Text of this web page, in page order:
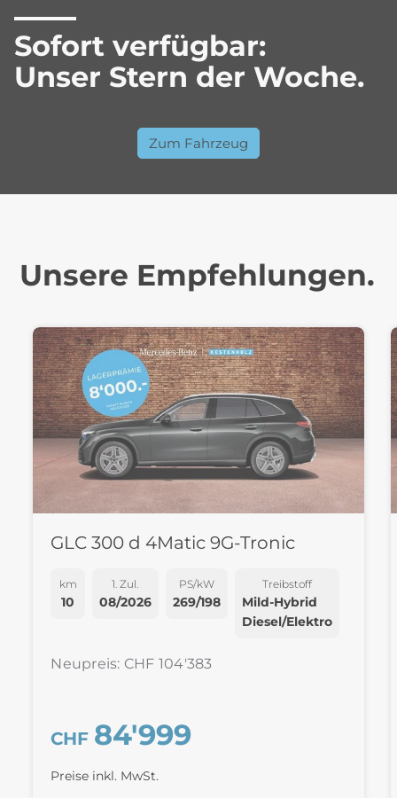
Sofort verfügbar:
Unser Stern der Woche.
Zum Fahrzeug
Unsere Empfehlungen.
GLC 300 d 4Matic 9G-Tronic
km
10
1. Zul.
08/2026
PS/kW
269/198
Treibstoff
Mild-Hybrid
Diesel/Elektro
Neupreis: CHF 104'383
CHF 84'999
Preise inkl. MwSt.